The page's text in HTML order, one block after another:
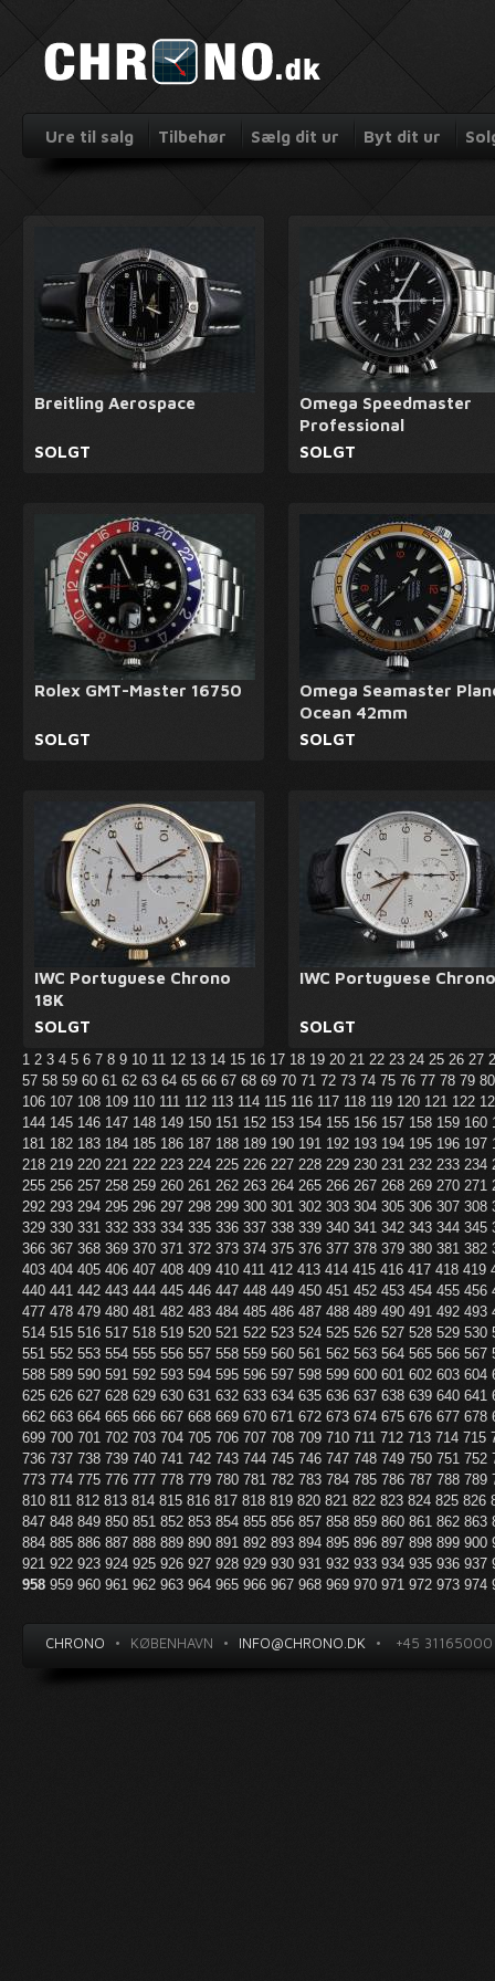
Ure til salg Tilbehør Sælg dit ur Byt dit ur
Breitling Aerospace
SOLGT
Omega Speedmaster
Professional
SOLGT
Rolex GMT-Master 16750
SOLGT
Omega Seamaster
Ocean 42mm
SOLGT
IWC Portuguese Chrono
18K
SOLGT
IWC Portuguese Chrono
SOLGT
1 2 3 4 5 6 7 8 9 10 11 12 13 14 15 16 17 18 19 20 21 22 23 24 25 26 27
57 58 59 60 61 62 63 64 65 66 67 68 69 70 71 72 73 74 75 76 77 78 79
106 107 108 109 110 111 112 113 114 115 116 117 118 119 120 121 122
144 145 146 147 148 149 150 151 152 153 154 155 156 157 158 159 160
181 182 183 184 185 186 187 188 189 190 191 192 193 194 195 196 197
218 219 220 221 222 223 224 225 226 227 228 229 230 231 232 233 234
255 256 257 258 259 260 261 262 263 264 265 266 267 268 269 270 271
292 293 294 295 296 297 298 299 300 301 302 303 304 305 306 307 308
329 330 331 332 333 334 335 336 337 338 339 340 341 342 343 344 345
366 367 368 369 370 371 372 373 374 375 376 377 378 379 380 381 382
403 404 405 406 407 408 409 410 411 412 413 414 415 416 417 418 419
440 441 442 443 444 445 446 447 448 449 450 451 452 453 454 455 456
477 478 479 480 481 482 483 484 485 486 487 488 489 490 491 492 493
514 515 516 517 518 519 520 521 522 523 524 525 526 527 528 529 530
551 552 553 554 555 556 557 558 559 560 561 562 563 564 565 566 567
588 589 590 591 592 593 594 595 596 597 598 599 600 601 602 603 604
625 626 627 628 629 630 631 632 633 634 635 636 637 638 639 640 641
662 663 664 665 666 667 668 669 670 671 672 673 674 675 676 677 678
699 700 701 702 703 704 705 706 707 708 709 710 711 712 713 714 715
736 737 738 739 740 741 742 743 744 745 746 747 748 749 750 751 752
773 774 775 776 777 778 779 780 781 782 783 784 785 786 787 788 789
810 811 812 813 814 815 816 817 818 819 820 821 822 823 824 825 826
847 848 849 850 851 852 853 854 855 856 857 858 859 860 861 862 863
884 885 886 887 888 889 890 891 892 893 894 895 896 897 898 899 900
921 922 923 924 925 926 927 928 929 930 931 932 933 934 935 936 937
958 959 960 961 962 963 964 965 966 967 968 969 970 971 972 973 974
CHRONO • KØBENHAVN • INFO@CHRONO.DK • +45 31165000